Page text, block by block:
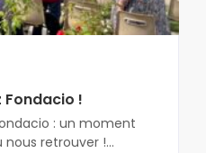
Fondacio !
: un moment
nous retrouver !